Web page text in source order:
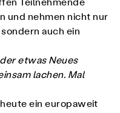
Teilnehmende
und nehmen nicht nur
auch ein
etwas Neues
lachen. Mal
ein europaweit